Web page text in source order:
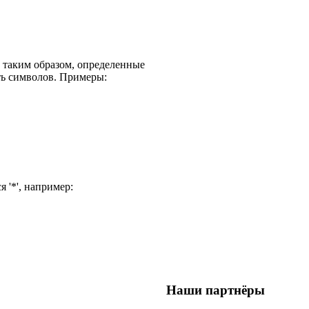
образом, определенные
символов. Примеры:
'*', например:
Наши партнёры